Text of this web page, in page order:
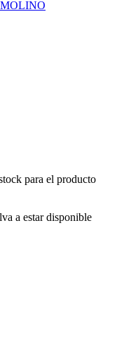
para el producto
a estar disponible